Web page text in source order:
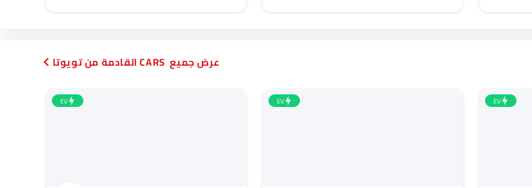
EV
EV
EV
CARS القادمة من تويوتا